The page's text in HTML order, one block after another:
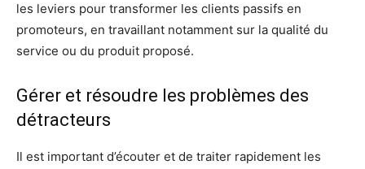
les leviers pour transformer les clients passifs en
promoteurs, en travaillant notamment sur la qualité du
service ou du produit proposé.
Gérer et résoudre les problèmes des
détracteurs
Il est important d’écouter et de traiter rapidement les